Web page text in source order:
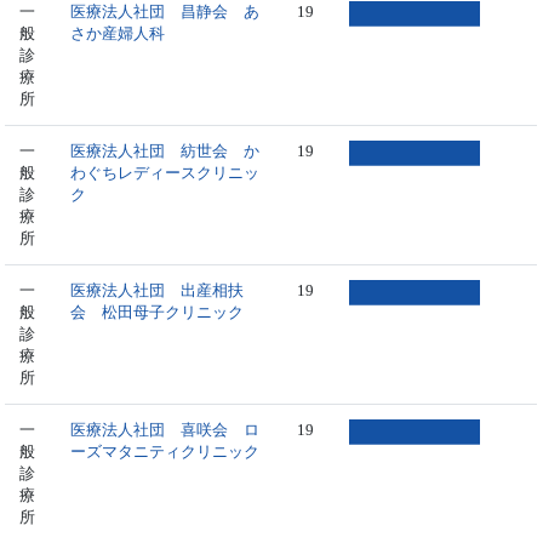
一
般
診
療
所
医療法人社団 昌静会 あ
さか産婦人科
19
一
般
診
療
所
医療法人社団 紡世会 か
わぐちレディースクリニッ
ク
19
一
般
診
療
所
医療法人社団 出産相扶
会 松田母子クリニック
19
一
般
診
療
所
医療法人社団 喜咲会 ロ
ーズマタニティクリニック
19